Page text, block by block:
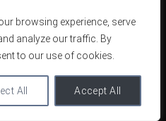
browsing experience, serve
analyze our traffic. By
to our use of cookies.
All Accept All
IKKE PÅ
LAGER